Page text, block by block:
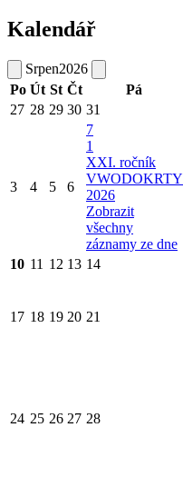
Kalendář
Srpen2026
Po Út St Čt Pá
27 28 29 30 31
3 4 5 6
7
1
XXI. ročník
VWODOKRTY
2026
Zobrazit
všechny
záznamy ze dne
10 11 12 13 14
17 18 19 20 21
24 25 26 27 28